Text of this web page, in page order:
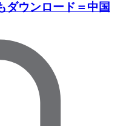
ウンロード＝中国